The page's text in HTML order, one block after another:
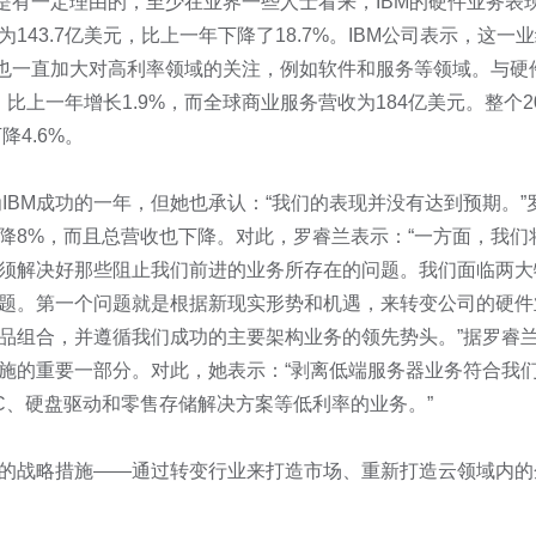
143.7亿美元，比上一年下降了18.7%。IBM公司表示，这一
直加大对高利率领域的关注，例如软件和服务等领域。与硬
上一年增长1.9%，而全球商业服务营收为184亿美元。整个
4.6%。
成功的一年，但她也承认：“我们的表现并没有达到预期。”
8%，而且总营收也下降。对此，罗睿兰表示：“一方面，我们
解决好那些阻止我们前进的业务所存在的问题。我们面临两
。第一个问题就是根据新现实形势和机遇，来转变公司的硬
组合，并遵循我们成功的主要架构业务的领先势头。”据罗睿
的重要一部分。对此，她表示：“剥离低端服务器业务符合我
硬盘驱动和零售存储解决方案等低利率的业务。”
战略措施——通过转变行业来打造市场、重新打造云领域内